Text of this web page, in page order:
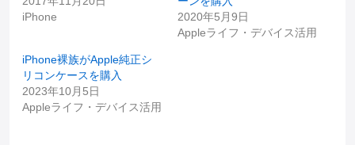
iPhone
2020年5月9日
Appleライフ・デバイス活用
iPhone裸族がApple純正シ
リコンケースを購入
2023年10月5日
Appleライフ・デバイス活用